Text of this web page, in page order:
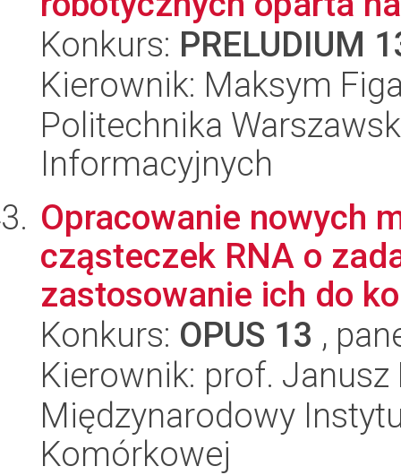
Konkurs: PRELUDIUM
Kierownik: Maksym
Politechnika
Informacyjnych
Opracowanie nowych
cząsteczek RNA o
zastosowanie ich do
Konkurs: OPUS 13 ,
Kierownik: prof.
Międzynarodowy
Komórkowej